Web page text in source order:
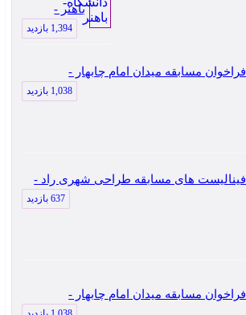
باهنر -
1,394 بازدید
فراخوان مسابقه میدان امام چابهار -
1,038 بازدید
فینالیست های مسابقه طراحی شهری راد -
637 بازدید
فراخوان مسابقه میدان امام چابهار -